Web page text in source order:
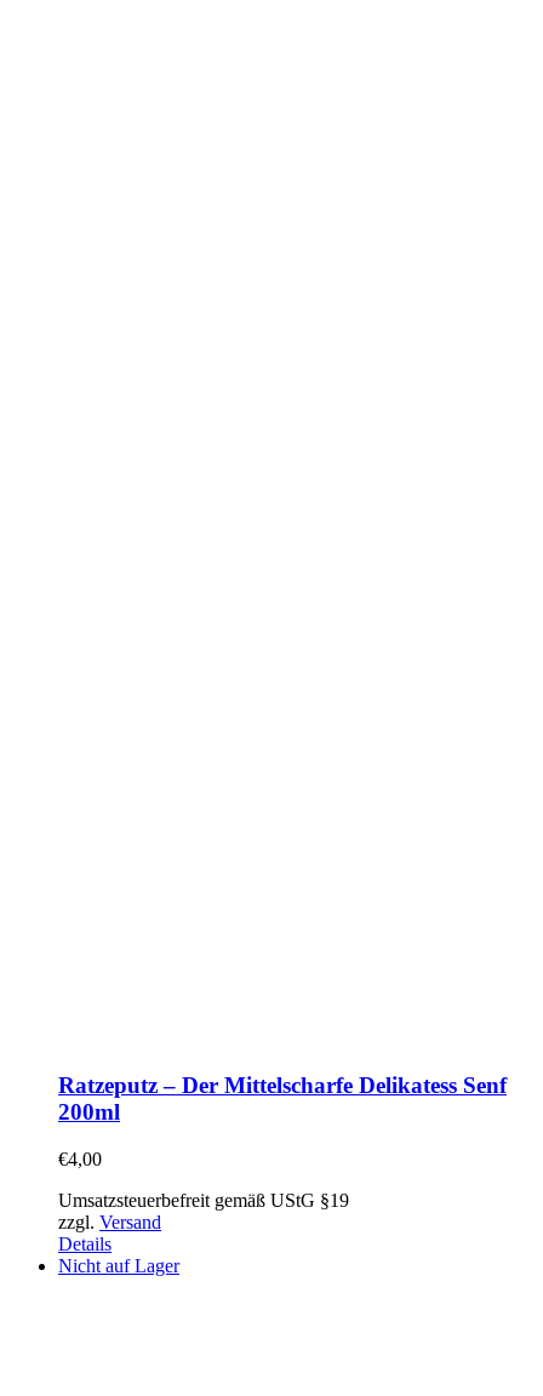
Ratzeputz – Der Mittelscharfe Delikatess Senf
200ml
€4,00
Umsatzsteuerbefreit gemäß UStG §19
zzgl. Versand
Details
Nicht auf Lager